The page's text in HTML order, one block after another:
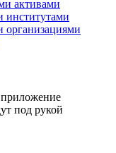
активами
институтами
организациями
приложение
под рукой